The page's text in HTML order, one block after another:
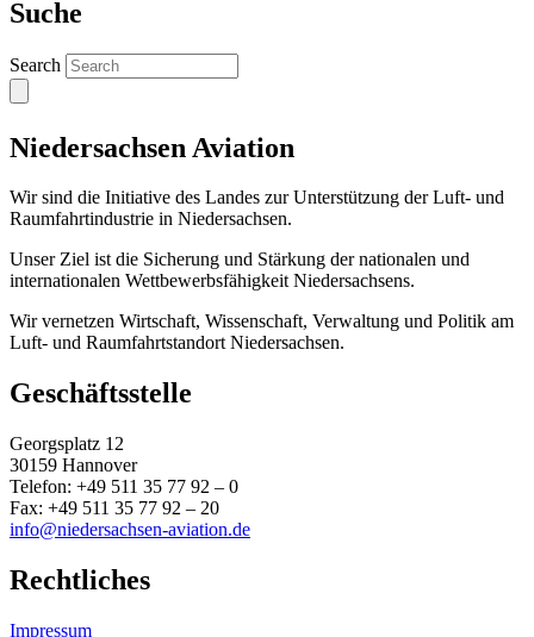
Suche
Search
Niedersachsen Aviation
Wir sind die Initiative des Landes zur Unterstützung der Luft- und
Raumfahrtindustrie in Niedersachsen.
Unser Ziel ist die Sicherung und Stärkung der nationalen und
internationalen Wettbewerbsfähigkeit Niedersachsens.
Wir vernetzen Wirtschaft, Wissenschaft, Verwaltung und Politik am
Luft- und Raumfahrtstandort Niedersachsen.
Geschäftsstelle
Georgsplatz 12
30159 Hannover
Telefon: +49 511 35 77 92 – 0
Fax: +49 511 35 77 92 – 20
info@niedersachsen-aviation.de
Rechtliches
Impressum